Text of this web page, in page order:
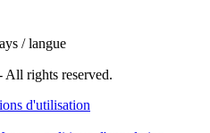
/ langue
All rights reserved.
d'utilisation